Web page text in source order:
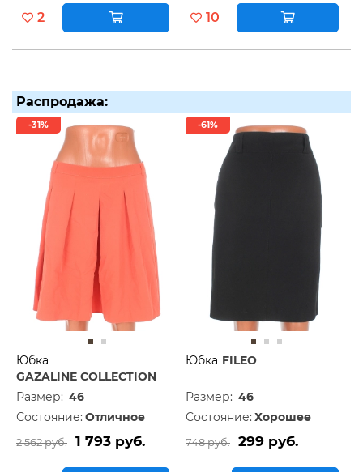
2 10
Распродажа:
-31%
Юбка
GAZALINE COLLECTION
Размер: 46
Состояние: Отличное
2 562 руб. 1 793 руб.
-61%
Юбка FILEO
Размер: 46
Состояние: Хорошее
748 руб. 299 руб.